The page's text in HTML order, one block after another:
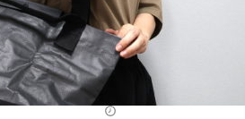
スイーツ・お菓子
スマホ・携帯電話
ファッション